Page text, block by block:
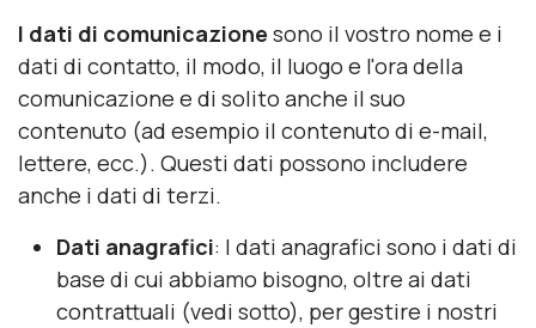
I dati di comunicazione sono il vostro nome e i
dati di contatto, il modo, il luogo e l'ora della
comunicazione e di solito anche il suo
contenuto (ad esempio il contenuto di e-mail,
lettere, ecc.). Questi dati possono includere
anche i dati di terzi.
Dati anagrafici: I dati anagrafici sono i dati di
base di cui abbiamo bisogno, oltre ai dati
contrattuali (vedi sotto), per gestire i nostri